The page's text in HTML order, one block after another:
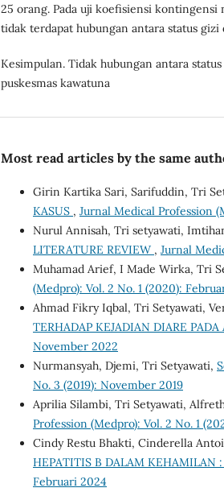
25 orang. Pada uji koefisiensi kontingensi
tidak terdapat hubungan antara status gizi
Kesimpulan. Tidak hubungan antara
puskesmas kawatuna
Most read articles by the same
Girin Kartika Sari, Sarifuddin, Tri
KASUS , Jurnal Medical Profession
Nurul Annisah, Tri setyawati,
LITERATURE REVIEW , Jurnal
Muhamad Arief, I Made Wirka, Tri
(Medpro): Vol. 2 No. 1 (2020):
Ahmad Fikry Iqbal, Tri Setyawati,
TERHADAP KEJADIAN DIARE
November 2022
Nurmansyah, Djemi, Tri Setyawati,
No. 3 (2019): November 2019
Aprilia Silambi, Tri Setyawati,
Profession (Medpro): Vol. 2 No. 1
Cindy Restu Bhakti, Cinderella
HEPATITIS B DALAM KEHAMILAN
Februari 2024